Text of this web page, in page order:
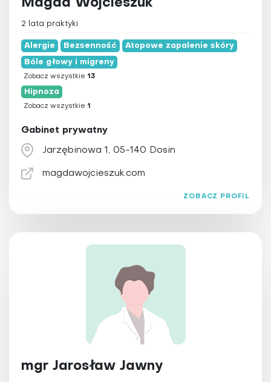
Magda Wojcieszuk
2 lata praktyki
Alergie Bezsenność Atopowe zapalenie skóry
Bóle głowy i migreny
Zobacz wszystkie 13
Hipnoza
Zobacz wszystkie 1
Gabinet prywatny
Jarzębinowa 1, 05-140 Dosin
magdawojcieszuk.com
ZOBACZ PROFIL
mgr Jarosław Jawny